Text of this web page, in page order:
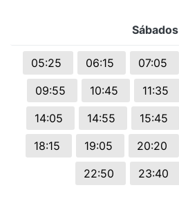
Sábados
05:25 06:15 07:05
09:55
10:45 11:35
14:05
14:55 15:45
18:15
19:05 20:20
22:50
23:40